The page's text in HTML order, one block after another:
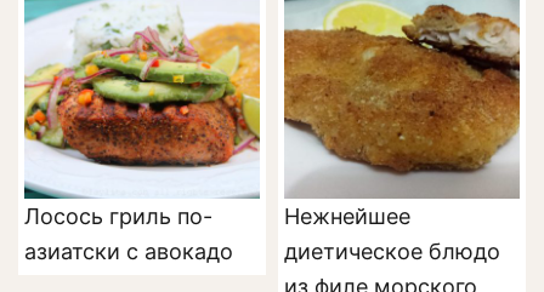
Лосось гриль по-
азиатски с авокадо
Нежнейшее
диетическое блюдо
из филе морского